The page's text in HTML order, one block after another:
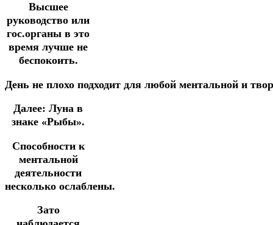
Высшее
руководство или
гос.органы в это
время лучше не
беспокоить.
День не плохо подходит для любой ментальной и
Далее: Луна в
знаке «Рыбы».
Способности к
ментальной
деятельности
несколько ослаблены.
Зато